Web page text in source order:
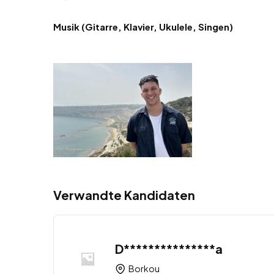
Musik (Gitarre, Klavier, Ukulele, Singen)
Verwandte Kandidaten
D***************a
Borkou